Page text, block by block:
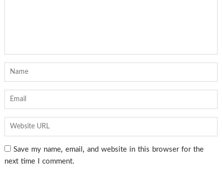
Save my name, email, and website in this browser for the
next time I comment.